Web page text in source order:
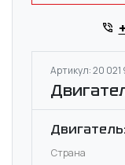
Артикул: 20 021
Двигатель:
Страна